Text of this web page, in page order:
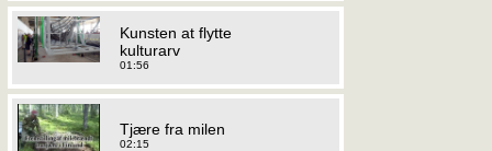
Kunsten at flytte
kulturarv
01:56
Tjære fra milen
02:15